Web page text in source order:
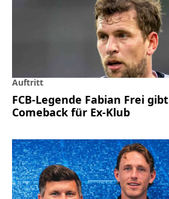
Auftritt
FCB-Legende Fabian Frei gibt
Comeback für Ex-Klub